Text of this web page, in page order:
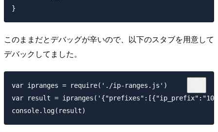
このままだとデバッグが辛いので、以下のスタブを用意して
デバックしてました。
var ipranges = require('./ip-ranges.js')
var result =